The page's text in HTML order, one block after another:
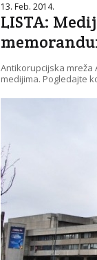
13. Feb. 2014.
LISTA:
Antikorupcijska mreža
medijima. Pogledajte